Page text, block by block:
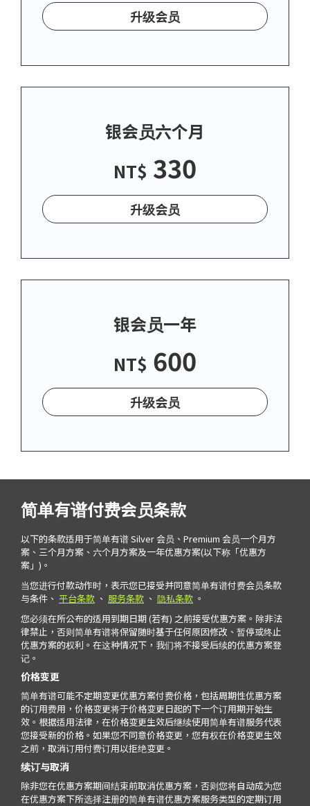
升级会员
银会员六个月
NT$ 330
升级会员
银会员一年
NT$ 600
升级会员
简单有谱付费会员条款
以下的条款适用于简单有谱 Silver 会员、Premium 会员一个月方
案、三个月方案、六个月方案及一年优惠方案(以下称「优惠方
案」)。
当您进行付款动作时，表示您已接受并同意简单有谱付费会员条款
与条件、 平台条款 、 服务条款 、 隐私条款 。
您必须在所公布的适用到期日期 (若有) 之前接受优惠方案。除非法
律禁止，否则简单有谱将保留随时基于任何原因修改、暂停或终止
优惠方案的权利。在这种情况下，我们将不接受后续的优惠方案登
记。
价格变更
简单有谱可能不定期变更优惠方案付费价格，包括周期性优惠方案
的订用费用，价格变更将于价格变更日起的下一个订用期开始生
效。根据适用法律，在价格变更生效后继续使用简单有谱服务代表
您接受新的价格。如果您不同意价格变更，您有权在价格变更生效
之前，取消订用付费订用以拒绝变更。
续订与取消
除非您在优惠方案期间结束前取消优惠方案，否则您将自动成为您
在优惠方案下所选择注册的简单有谱优惠方案服务类型的定期订用